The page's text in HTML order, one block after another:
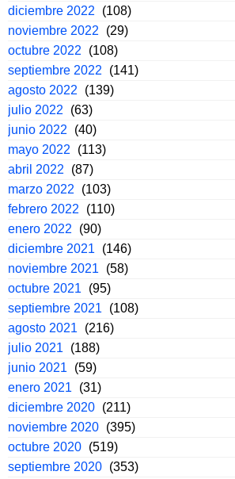
diciembre 2022
(108)
noviembre 2022
(29)
octubre 2022
(108)
septiembre 2022
(141)
agosto 2022
(139)
julio 2022
(63)
junio 2022
(40)
mayo 2022
(113)
abril 2022
(87)
marzo 2022
(103)
febrero 2022
(110)
enero 2022
(90)
diciembre 2021
(146)
noviembre 2021
(58)
octubre 2021
(95)
septiembre 2021
(108)
agosto 2021
(216)
julio 2021
(188)
junio 2021
(59)
enero 2021
(31)
diciembre 2020 (211)
noviembre 2020 (395)
octubre 2020 (519)
septiembre 2020 (353)